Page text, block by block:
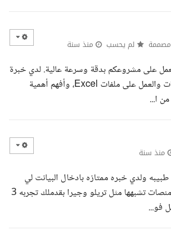
لم يحسب منذ سنة
على مشروعكم بدقة وسرعة عالية. لدي خبرة
٦ سنوات في إدخال البيانات والعمل على ملفات Excel، وأفهم أهمية
ا...
منذ سنة
ولدي خبره ممتازه بادخال البيانت لي
سابقه اعمال علي نوشن ومنصات تشبهها مثل تريلو وجيرا بقدملك تجربه 3
فو...